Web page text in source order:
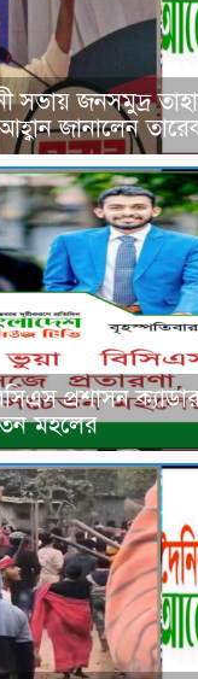
সভায় জনসমুদ্র
আহ্বান জানালেন
প্রশাসন
মহলের